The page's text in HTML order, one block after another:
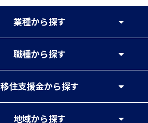
業種から探す
職種から探す
移住支援金から探す
地域から探す